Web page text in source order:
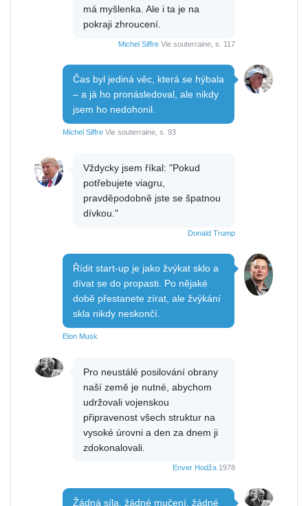
má myšlenka. Ale i ta je na
pokraji zhroucení.
Michel Siffre Vie souterraine, s. 117
Čas byl jediná věc, která se hýbala
– a já ho pronásledoval, ale nikdy
jsem ho nedohonil.
Michel Siffre Vie souterraine, s. 93
Vždycky jsem říkal: "Pokud
potřebujete viagru,
pravděpodobně jste se špatnou
dívkou."
Donald Trump
Řídit start-up je jako žvýkat sklo a
dívat se do propasti. Po nějaké
době přestanete zírat, ale žvýkání
skla nikdy neskončí.
Elon Musk
Pro neustálé posilování obrany
naší země je nutné, abychom
udržovali vojenskou
připravenost všech struktur na
vysoké úrovni a den za dnem ji
zdokonalovali.
Enver Hodža 1978
Žádná síla, žádné mučení, žádné